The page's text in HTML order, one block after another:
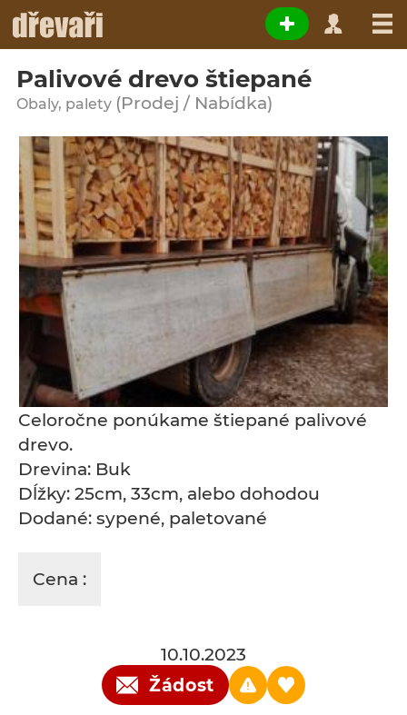
Palivové drevo štiepané
Obaly, palety (Prodej / Nabídka)
Celoročne ponúkame štiepané palivové
drevo.
Drevina: Buk
Dĺžky: 25cm, 33cm, alebo dohodou
Dodané: sypené, paletované
Cena :
10.10.2023
Žádost